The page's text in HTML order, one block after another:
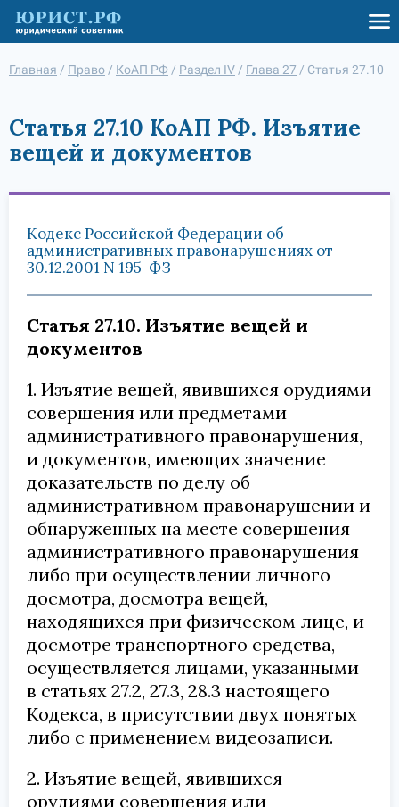
Главная / Право / КоАП РФ / Раздел IV / Глава 27 / Статья 27.10
Статья 27.10 КоАП РФ. Изъятие
вещей и документов
Кодекс Российской Федерации об
административных правонарушениях от
30.12.2001 N 195-ФЗ
Статья 27.10. Изъятие вещей и
документов
1. Изъятие вещей, явившихся орудиями
совершения или предметами
административного правонарушения,
и документов, имеющих значение
доказательств по делу об
административном правонарушении и
обнаруженных на месте совершения
административного правонарушения
либо при осуществлении личного
досмотра, досмотра вещей,
находящихся при физическом лице, и
досмотре транспортного средства,
осуществляется лицами, указанными
в статьях 27.2, 27.3, 28.3 настоящего
Кодекса, в присутствии двух понятых
либо с применением видеозаписи.
2. Изъятие вещей, явившихся
орудиями совершения или